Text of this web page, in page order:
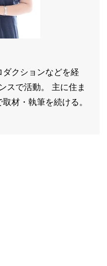
クションなどを経
スで活動。 主に住ま
材・執筆を続ける。